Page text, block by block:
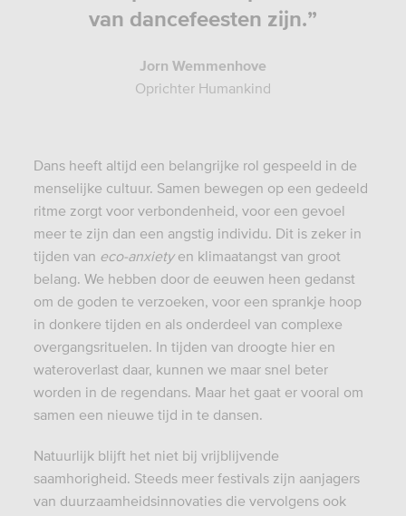
van dancefeesten zijn.”
Jorn Wemmenhove
Oprichter Humankind
Dans heeft altijd een belangrijke rol gespeeld in de
menselijke cultuur. Samen bewegen op een gedeeld
ritme zorgt voor verbondenheid, voor een gevoel
meer te zijn dan een angstig individu. Dit is zeker in
tijden van eco-anxietyen klimaatangst van groot
belang. We hebben door de eeuwen heen gedanst
om de goden te verzoeken, voor een sprankje hoop
in donkere tijden en als onderdeel van complexe
overgangsrituelen. In tijden van droogte hier en
wateroverlast daar, kunnen we maar snel beter
worden in de regendans. Maar het gaat er vooral om
samen een nieuwe tijd in te dansen.
Natuurlijk blijft het niet bij vrijblijvende
saamhorigheid. Steeds meer festivals zijn aanjagers
van duurzaamheidsinnovaties die vervolgens ook